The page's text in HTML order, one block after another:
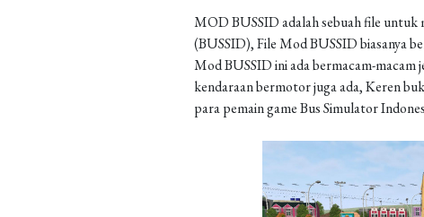
MOD BUSSID adalah sebuah file untuk
(BUSSID), File Mod BUSSID biasanya
Mod BUSSID ini ada bermacam-macam
kendaraan bermotor juga ada, Keren
para pemain game Bus Simulator